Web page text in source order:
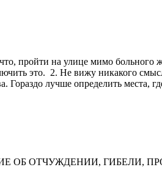
пройти на улице мимо
это. 2. Не вижу никакого
Гораздо лучше определить
ОБ ОТЧУЖДЕНИИ,